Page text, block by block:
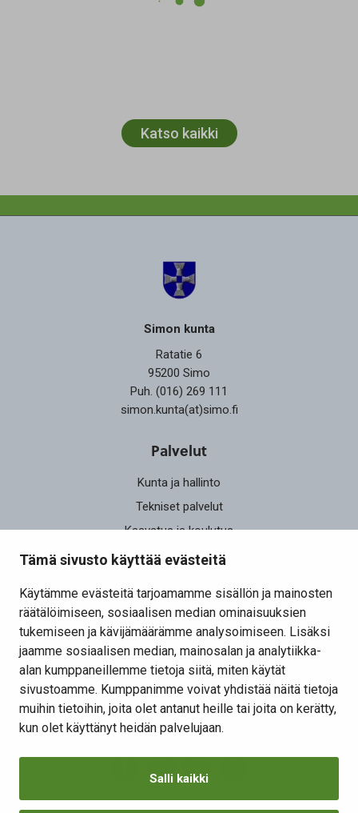
Tämä sivusto käyttää evästeitä
Käytämme evästeitä tarjoamamme sisällön ja mainosten
räätälöimiseen, sosiaalisen median ominaisuuksien
tukemiseen ja kävijämäärämme analysoimiseen. Lisäksi
jaamme sosiaalisen median, mainosalan ja analytiikka-
alan kumppaneillemme tietoja siitä, miten käytät
sivustoamme. Kumppanimme voivat yhdistää näitä tietoja
muihin tietoihin, joita olet antanut heille tai joita on kerätty,
kun olet käyttänyt heidän palvelujaan.
Salli kaikki
Katso kaikki
Simon kunta
Ratatie 6
95200 Simo
Puh. (016) 269 111
simon.kunta(at)simo.fi
Palvelut
Kunta ja hallinto
Tekniset palvelut
Kasvatus ja koulutus
Elinvoima
Osallistu ja vaikuta
Yhteystiedot
Kansalaisaloite
Lomakkeet
Tietosuojaseloste
Evästeiden hallinta